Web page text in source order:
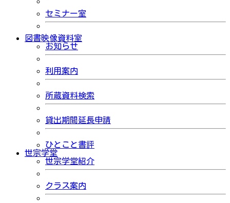
セミナー室
図書映像資料室
お知らせ
利用案内
所蔵資料検索
貸出期間延長申請
ひとこと書評
世宗学堂
世宗学堂紹介
クラス案内